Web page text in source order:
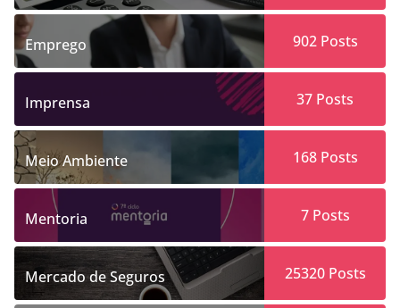
Emprego 902Posts
Imprensa 37 Posts
Meio Ambiente 168Posts
Mentoria 7Posts
Mercado de Seguros 25320Posts